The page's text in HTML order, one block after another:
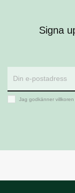
Signa
Jag godkänner villkoren